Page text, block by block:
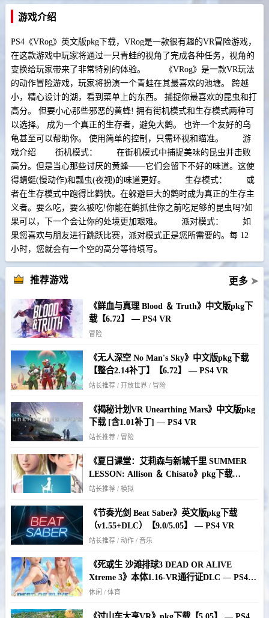
游戏介绍
PS4《VRog》英文版pkg下载，VRog是一款很有趣的VR冒险游戏，
在这款游戏中玩家将通过一只青蛙的视角了完成各种任务，视角的
变换给玩家带来了非常特别的体验。 《VRog》是一款VR玩法
的动作冒险游戏，玩家将扮演一个青蛙在其最喜欢的池塘。 跨越
小，精心设计的湖，看到菜单上的东西。 捕捉你最喜欢的昆虫和打
高分。 但要小心那些邪恶的黄蜂! 拥有街机模式和生存模式两种可
以选择。 成为一个真正的生存者，避免大鹳。 也许一个友好的乌
龟甚至可以帮助你。 使用简单的控制，只需环视和瞄准。 游
戏介绍 街机模式： 在街机模式中捕捉美味的昆虫并击败
高分。但是当心那些讨厌的黄蜂——它们会留下不好的味道。这使
得蜻蜓(慢动作)和瓢虫(夜视)的味道更好。 生存模式： 或
者在生存模式中跑得比鹳快。在躲避巨大的鹳时成为真正的生存主
义者。要么吃，要么被吃!你能在鹳抓住你之前吃足够的昆虫吗?如
果可以，下一个会让你的处境更加艰​​难。 派对模式： 如
果您喜欢与朋友进行跳跃比赛，派对模式正是您所需要的。每 12
小时，您就会有一个空的高分等待填写。
推荐游戏 更多 ➤
《鲜血与真理 Blood ＆ Truth》中文版pkg下
载【6.72】 — PS4 VR
冒险
《无人深空 No Man's Sky》中文版pkg下载
【整合2.14补丁】【6.72】 — PS4 VR
站长推荐 / 开放世界 / 冒险
《揭秘计划VR Unearthing Mars》中文版pkg
下载 [含1.01补丁] — PS4 VR
站长推荐 / 冒险
《夏日课堂：艾莉森与新城千里 SUMMER
LESSON: Allison ＆ Chisato》pkg下载
【5.05】 — PS4 VR
站长推荐 / 模拟
《节奏光剑 Beat Saber》英文版pkg下载
（v1.55+DLC）【9.0/5.05】 — PS4 VR
站长推荐 / 动作 / 音乐
《死或生 沙滩排球3 DEAD OR ALIVE
Xtreme 3》本体1.16-VR通行证DLC — PS4
VR
休闲 / 体育
《过山车大亨VR》pkg下载【5.05】 — PS4